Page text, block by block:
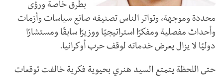
بطرق خاصة ورؤى
محددة وموجهة، وتواتر الناس تصنيفه صانع سياسات وأزمات
وأحداث مفصلية ومفكرًا استراتيجيًا ووزيرًا سابقًا ومستشارًا
دوليًا لا يزال يعرض خدماته لوقف حرب أوكرانيا.
حتى اللحظة يتمتع السيد هنري بحيوية فكرية خالفت توقعات